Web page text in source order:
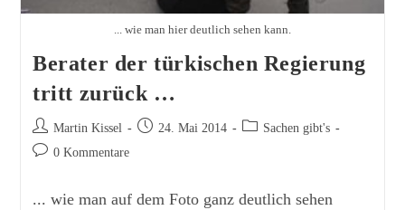
... wie man hier deutlich sehen kann.
Berater der türkischen Regierung
tritt zurück …
Beitrags-
Autor:
Martin Kissel
Beitrag24. Mai 2014
Beitrags-
Sachen gibt's
Beitrags-0 Kommentare
... wie man auf dem Foto ganz deutlich sehen